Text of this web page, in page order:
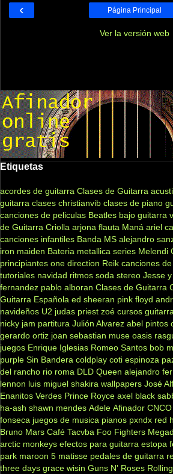
‹ Página Principal
Ver la versión web
Etiquetas
acordes de guitarra Clases de Guitarra
guitarra clases christianvib clases de piano
canciones de peliculas Beatles bajo guitarra
de Guitarra Criolla arjona flauta Maná ariel
canciones infantiles Banda MS alejandro
iron maiden Bateria metallica series Melendi
principiantes one direction Reik canciones
tutoriales navidad ritmos soda stereo Jesse
fernandez pablo alboran Clases de Guitarra
Guitarra Española ed sheeran pink floyd
navideños U2 judas priest zoé cursos guitarra
nicky jam partitura Julión Alvarez abel pintos
gerardo ortiz joan sebastian muse oasis
juegos Enrique Iglesias Romeo Santos bob
purple Sin Bandera coldplay coti espinoza
del rancho rio roma DLD Queen alejandro
lennon luis miguel shakira wallpapers José
Enanitos Verdes Prince Royce axel black
ha-ash shawn mendes Adele Afinador CNCO
fonseca juegos de musica pianos pxndx red
Bruno Mars Café Tacvba Foo Fighters
arctic monkeys efectos para guitarra estopa
park maroon 5 matisse pedales de guitarra
three days grace wisin Guns N' Roses